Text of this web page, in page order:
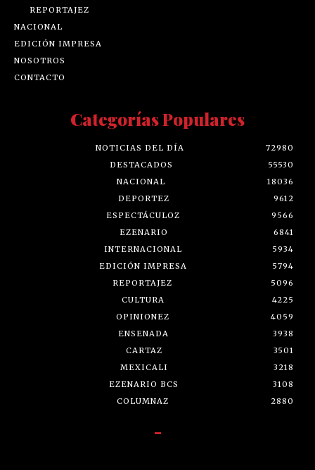
REPORTAJEZ
NACIONAL
EDICIÓN IMPRESA
NOSOTROS
CONTACTO
Categorías Populares
NOTICIAS DEL DÍA
72980
DESTACADOS
55530
NACIONAL
18036
DEPORTEZ
9612
ESPECTÁCULOZ
9566
EZENARIO
6841
INTERNACIONAL
5934
EDICIÓN IMPRESA
5794
REPORTAJEZ
5096
CULTURA
4225
OPINIONEZ
4059
ENSENADA
3938
CARTAZ
3501
MEXICALI
3218
EZENARIO BCS
3108
COLUMNAZ
2880
-